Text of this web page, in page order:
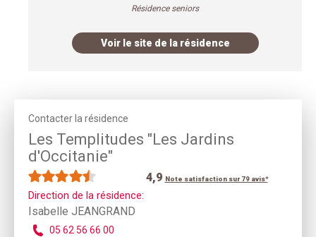
Résidence seniors
Voir le site de la résidence
Contacter la résidence
Les Templitudes "Les Jardins
d'Occitanie"
4,9 Note satisfaction sur 79 avis*
Direction de la résidence:
Isabelle JEANGRAND
05 62 56 66 00